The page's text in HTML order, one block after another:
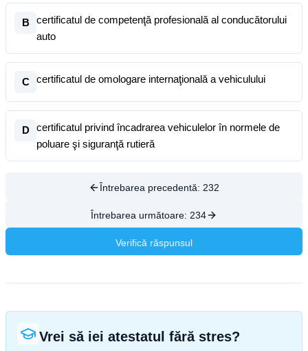
B
certificatul de competenţă profesională al conducătorului
auto
C certificatul de omologare internaţională a vehiculului
D
certificatul privind încadrarea vehiculelor în normele de
poluare şi siguranţă rutieră
Întrebarea precedentă: 232
Întrebarea următoare: 234
Verifică răspunsul
Vrei să iei atestatul fără stres?